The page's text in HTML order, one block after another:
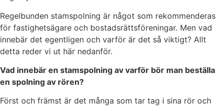
Regelbunden stamspolning är något som rekommenderas
för fastighetsägare och bostadsrättsföreningar. Men vad
innebär det egentligen och varför är det så viktigt? Allt
detta reder vi ut här nedanför.
Vad innebär en stamspolning av varför bör man beställa
en spolning av rören?
Först och främst är det många som tar tag i sina rör och